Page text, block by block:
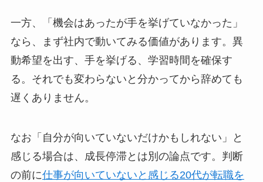
一方、「機会はあったが手を挙げていなかった」
なら、まず社内で動いてみる価値があります。異
動希望を出す、手を挙げる、学習時間を確保す
る。それでも変わらないと分かってから辞めても
遅くありません。
なお「自分が向いていないだけかもしれない」と
感じる場合は、成長停滞とは別の論点です。判断
の前に仕事が向いていないと感じる20代が転職を